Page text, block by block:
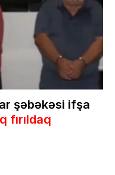
şəbəkəsi ifşa
fırıldaq